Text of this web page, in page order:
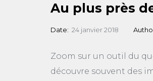
Au plus près
Date: 24 janvier 2018
Zoom sur un outil du
découvre souvent des